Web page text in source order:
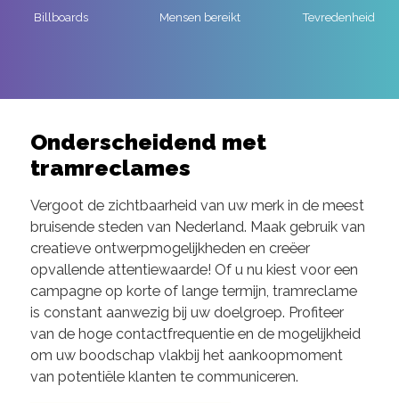
Billboards Mensen bereikt Tevredenheid
Onderscheidend met
tramreclames
Vergoot de zichtbaarheid van uw merk in de meest
bruisende steden van Nederland. Maak gebruik van
creatieve ontwerpmogelijkheden en creëer
opvallende attentiewaarde! Of u nu kiest voor een
campagne op korte of lange termijn, tramreclame
is constant aanwezig bij uw doelgroep. Profiteer
van de hoge contactfrequentie en de mogelijkheid
om uw boodschap vlakbij het aankoopmoment
van potentiële klanten te communiceren.